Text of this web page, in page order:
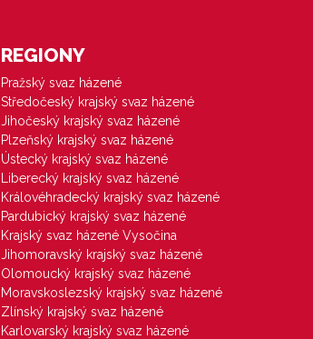
REGIONY
Pražský svaz házené
Středočeský krajský svaz házené
Jihočeský krajský svaz házené
Plzeňský krajský svaz házené
Ústecký krajský svaz házené
Liberecký krajský svaz házené
Královéhradecký krajský svaz házené
Pardubický krajský svaz házené
Krajský svaz házené Vysočina
Jihomoravský krajský svaz házené
Olomoucký krajský svaz házené
Moravskoslezský krajský svaz házené
Zlínský krajský svaz házené
Karlovarský krajský svaz házené